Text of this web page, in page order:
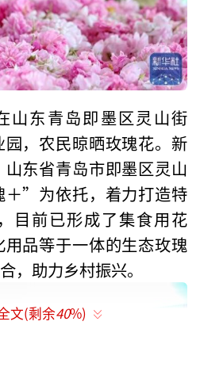
山东青岛即墨区灵山街
，农民晾晒玫瑰花。新
东省青岛市即墨区灵山
”为依托，着力打造特
目前已形成了集食用花
品等于一体的生态玫瑰
，助力乡村振兴。
文(剩余40%)